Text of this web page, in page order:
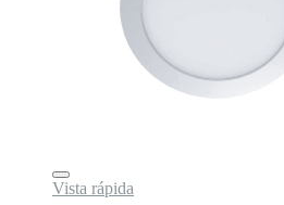
Vista rápida